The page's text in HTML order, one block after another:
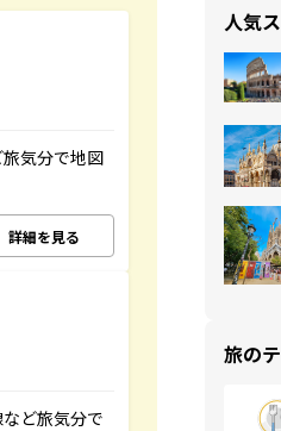
気分で地図
詳細を見る
ど旅気分で
人気
旅の